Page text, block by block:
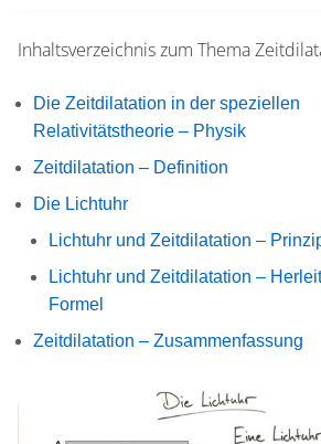
Inhaltsverzeichnis zum Thema
Die Zeitdilatation in der speziellen
Relativitätstheorie – Physik
Zeitdilatation – Definition
Die Lichtuhr
Lichtuhr und Zeitdilatation –
Lichtuhr und Zeitdilatation –
Formel
Zeitdilatation – Zusammenfassung